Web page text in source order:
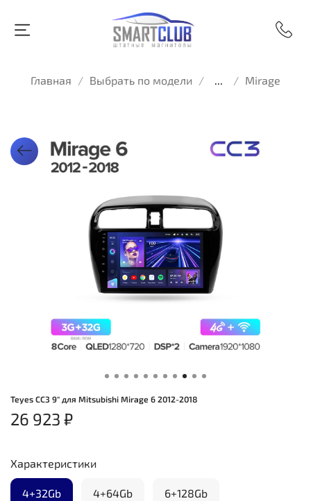
Главная Выбрать по модели ... Mirage
Teyes CC3 9" для Mitsubishi Mirage 6 2012-2018
26 923 ₽
Характеристики
4+32Gb 4+64Gb 6+128Gb